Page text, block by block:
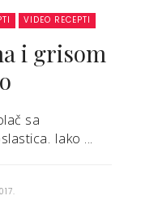
VIDEO RECEPTI
i grisom
sa
Iako ...